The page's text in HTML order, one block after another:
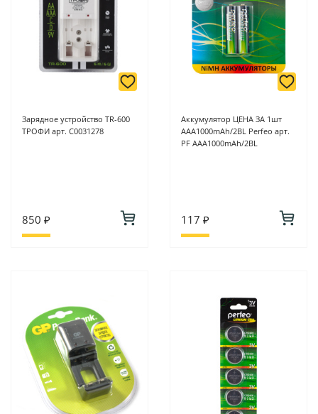
Зарядное устройство TR-600
ТРОФИ арт. C0031278
850 ₽
Аккумулятор ЦЕНА ЗА 1шт
AAA1000mAh/2BL Perfeo арт.
PF AAA1000mAh/2BL
117 ₽